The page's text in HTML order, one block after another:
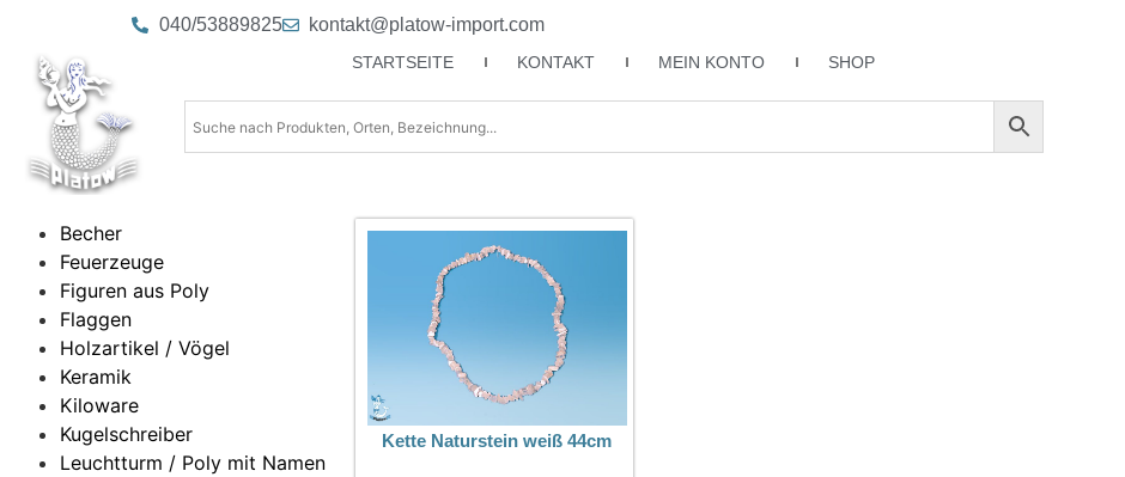
040/53889825 kontakt@platow-import.com
STARTSEITE KONTAKT MEIN KONTO SHOP
Becher
Feuerzeuge
Figuren aus Poly
Flaggen
Holzartikel / Vögel
Keramik
Kiloware
Kugelschreiber
Leuchtturm / Poly mit Namen
Kette Naturstein weiß 44cm